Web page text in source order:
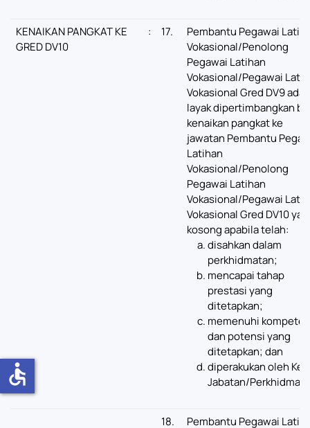
KENAIKAN PANGKAT KE
GRED DV10
: 17.
Pembantu Pegawai
Vokasional/Penolong
Pegawai Latihan
Vokasional/Pegawai
Vokasional Gred DV9
layak dipertimbangkan
kenaikan pangkat ke
jawatan Pembantu
Latihan
Vokasional/Penolong
Pegawai Latihan
Vokasional/Pegawai
Vokasional Gred DV10
kosong apabila telah:
disahkan dalam
perkhidmatan;
mencapai tahap
prestasi yang
ditetapkan;
memenuhi
dan potensi yang
ditetapkan; dan
diperakukan oleh
Jabatan/
18. Pembantu Pegawai
accessible